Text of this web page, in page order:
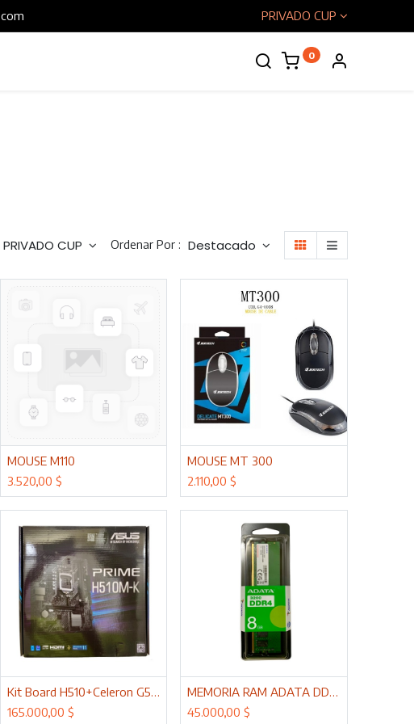
PRIVADO CUP
0
PRIVADO CUP Ordenar Por : Destacado
Adicionar al carrito
MOUSE M110
3.520,00 $
Adicionar al carrito
MOUSE MT 300
2.110,00 $
Adicionar al carrito Kit Board H510+Celeron G5905
165.000,00 $
Adicionar al carritoMEMORIA RAM ADATA DDR4 8GB 3200
45.000,00 $